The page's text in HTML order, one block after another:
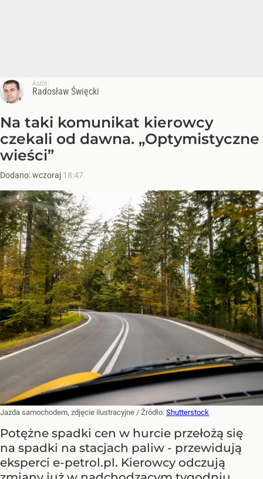
Autor:
Radosław Święcki
Na taki komunikat kierowcy
czekali od dawna. „Optymistyczne
wieści”
Dodano:wczoraj 18:47
Jazda samochodem, zdjęcie ilustracyjne / Źródło: Shutterstock
Potężne spadki cen w hurcie przełożą się
na spadki na stacjach paliw - przewidują
eksperci e-petrol.pl. Kierowcy odczują